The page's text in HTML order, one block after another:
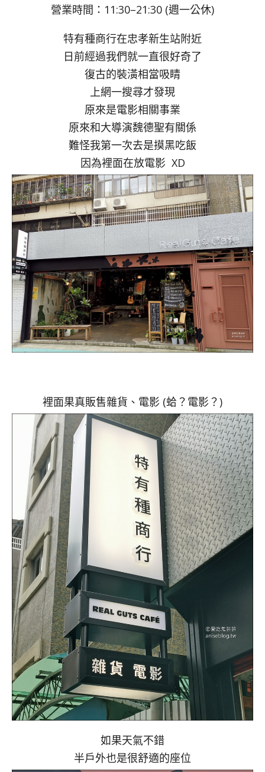
營業時間：11:30–21:30 (週一公休)
特有種商行在忠孝新生站附近
日前經過我們就一直很好奇了
復古的裝潢相當吸睛
上網一搜尋才發現
原來是電影相關事業
原來和大導演魏德聖有關係
難怪我第一次去是摸黑吃飯
因為裡面在放電影 XD
裡面果真販售雜貨、電影 (蛤？電影？)
如果天氣不錯
半戶外也是很舒適的座位